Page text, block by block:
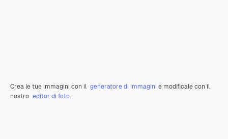
Crea le tue immagini con il generatore di immagini e modificale con il
nostro editor di foto.